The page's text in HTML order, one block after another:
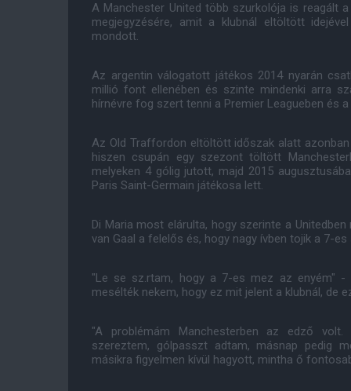
A Manchester United több szurkolója is reagált
megjegyzésére, amit a klubnál eltöltött
mondott.
Az argentin válogatott játékos 2014 nyarán
millió font ellenében és szinte mindenki arra
hírnévre fog szert tenni a Premier Leagueben és
Az Old Traffordon eltöltött időszak alatt
hiszen csupán egy szezont töltött
melyeken 4 gólig jutott, majd 2015
Paris Saint-Germain játékosa lett.
Di Maria most elárulta, hogy szerinte a
van Gaal a felelős és, hogy nagy ívben tojik a 7-
"Le se sz.rtam, hogy a 7-es mez az enyém" -
mesélték nekem, hogy ez mit jelent a klubnál, de
"A problémám Manchesterben az edző
szereztem, gólpasszt adtam, másnap pedig
másikra figyelmen kívül hagyott, mintha ő